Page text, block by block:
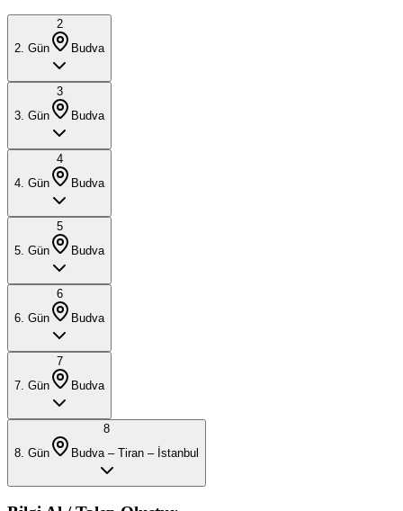
2
2 . Gün Budva
3
3 . Gün Budva
4
4 . Gün Budva
5
5 . Gün Budva
6
6 . Gün Budva
7
7 . Gün Budva
8
8 . Gün Budva – Tiran – İstanbul